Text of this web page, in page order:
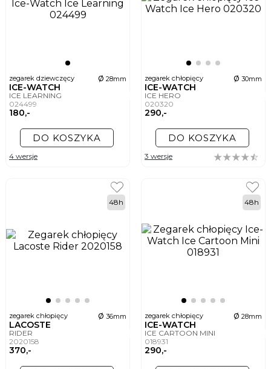
zegarek dziewczęcy ø 28mm
ICE-WATCH
ICE LEARNING
024499
180,-
DO KOSZYKA
4 wersje
zegarek chłopięcy ø 30mm
ICE-WATCH
ICE HERO
020320
290,-
DO KOSZYKA
3 wersje
zegarek chłopięcy ø 36mm
LACOSTE
RIDER
2020158
370,-
48h
zegarek chłopięcy ø 28mm
ICE-WATCH
ICE CARTOON MINI
018931
290,-
48h